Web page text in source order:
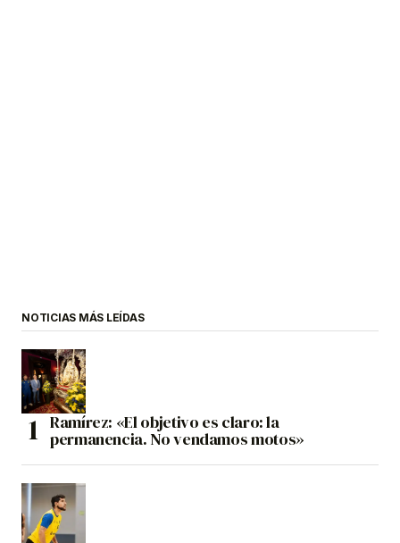
NOTICIAS MÁS LEÍDAS
Ramírez: «El objetivo es claro: la
permanencia. No vendamos motos»